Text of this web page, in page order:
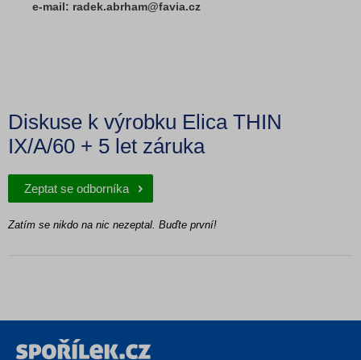
e-mail: radek.abrham@favia.cz
Diskuse k výrobku Elica THIN
IX/A/60 + 5 let záruka
Zeptat se odborníka
Zatím se nikdo na nic nezeptal. Buďte první!